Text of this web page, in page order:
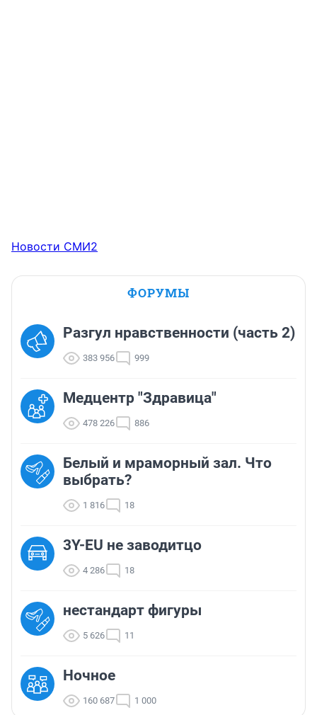
Новости СМИ2
ФОРУМЫ
Разгул нравственности (часть 2)
383 956 999
Медцентр "Здравица"
478 226 886
Белый и мраморный зал. Что
выбрать?
1 816 18
3Y-EU не заводитцо
4 286 18
нестандарт фигуры
5 626 11
Ночное
160 687 1 000